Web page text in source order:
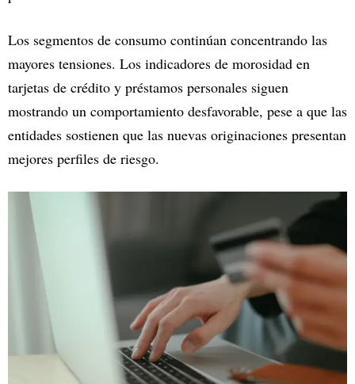
Los segmentos de consumo continúan concentrando las
mayores tensiones. Los indicadores de morosidad en
tarjetas de crédito y préstamos personales siguen
mostrando un comportamiento desfavorable, pese a que las
entidades sostienen que las nuevas originaciones presentan
mejores perfiles de riesgo.